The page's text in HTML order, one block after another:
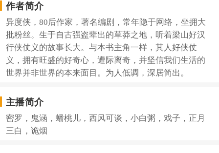
作者简介
异度侠，80后作家，著名编剧，常年隐于网络，坐拥大
批粉丝。生于自古强盗辈出的草莽之地，听着梁山好汉
行侠仗义的故事长大。与本书主角一样，其人好侠仗
义，拥有旺盛的好奇心，遭际离奇，并坚信我们生活的
世界并非世界的本来面目。为人低调，深居简出。
主播简介
密罗，鬼涵，蟠桃儿，西风可谈，小白粥，戏子，正月
三白，诡烟